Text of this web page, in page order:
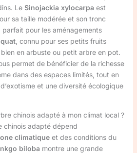
Le Sinojackia xylocarpa est
sa taille modérée et son tronc
pour les aménagements
, connu pour ses petits fruits
en arbuste ou petit arbre en pot.
permet de bénéficier de la richesse
dans des espaces limités, tout en
et une diversité écologique
chinois adapté à mon climat local ?
chinois adapté dépend
climatiqueet des conditions du
biloba montre une grande